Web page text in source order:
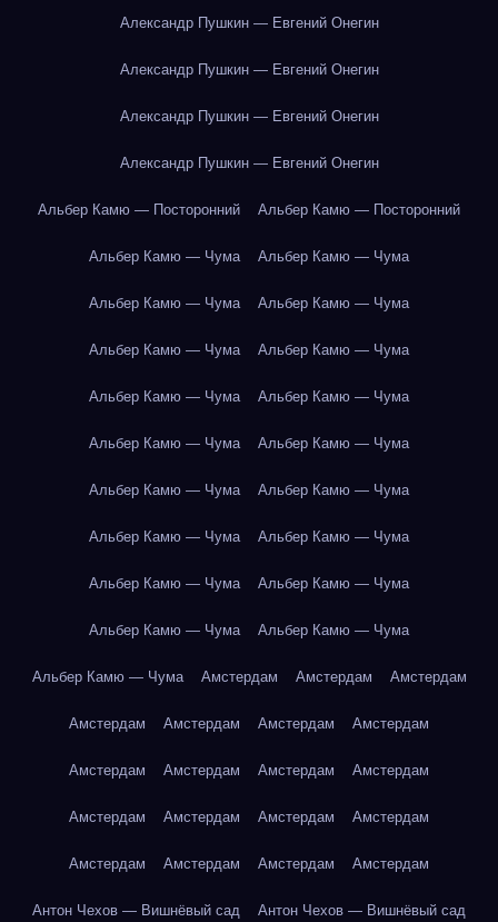
Александр Пушкин — Евгений Онегин
Александр Пушкин — Евгений Онегин
Александр Пушкин — Евгений Онегин
Александр Пушкин — Евгений Онегин
Альбер Камю — Посторонний Альбер Камю — Посторонний
Альбер Камю — Чума Альбер Камю — Чума
Альбер Камю — Чума Альбер Камю — Чума
Альбер Камю — Чума Альбер Камю — Чума
Альбер Камю — Чума Альбер Камю — Чума
Альбер Камю — Чума Альбер Камю — Чума
Альбер Камю — Чума Альбер Камю — Чума
Альбер Камю — Чума Альбер Камю — Чума
Альбер Камю — Чума Альбер Камю — Чума
Альбер Камю — Чума Альбер Камю — Чума
Альбер Камю — Чума Амстердам Амстердам Амстердам
Амстердам Амстердам Амстердам Амстердам
Амстердам Амстердам Амстердам Амстердам
Амстердам Амстердам Амстердам Амстердам
Амстердам Амстердам Амстердам Амстердам
Антон Чехов — Вишнёвый сад Антон Чехов — Вишнёвый сад